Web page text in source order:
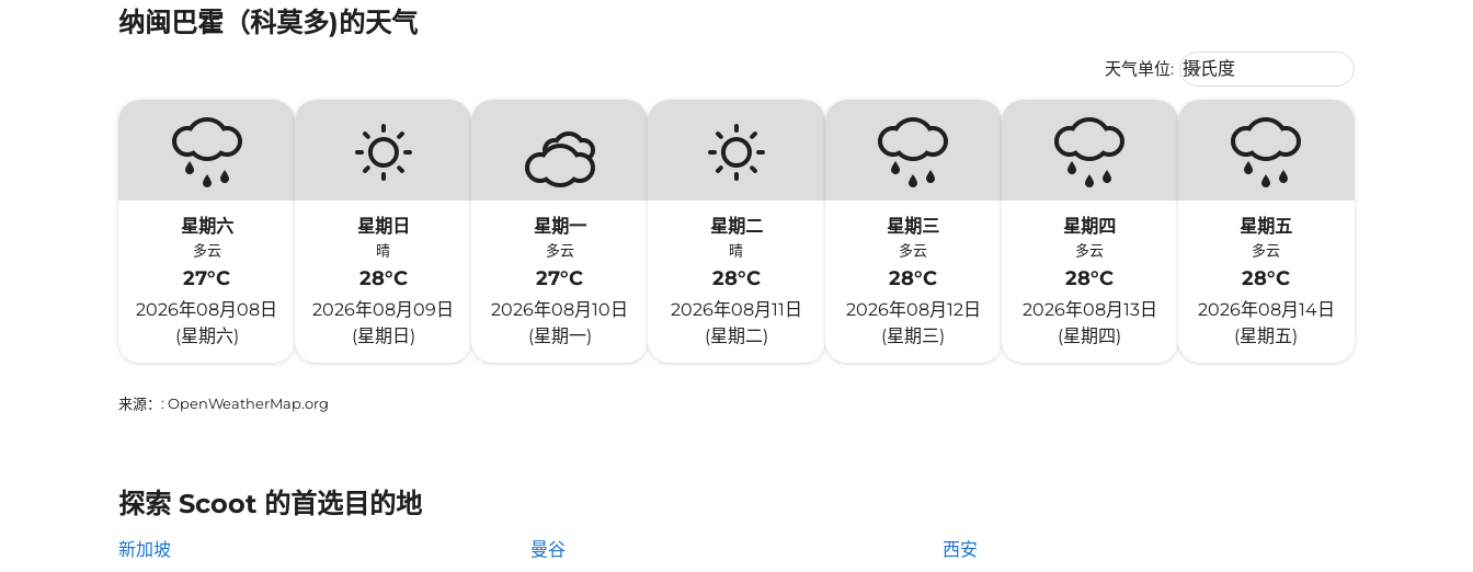
纳闽巴霍（科莫多)的天气
天气单位: Weather unit option 摄氏度
摄氏度
keyboard_arrow_down
星期六
多云
27°C
2026年08月08日
(星期六)
星期日
晴
28°C
2026年08月09日
(星期日)
星期一
多云
27°C
2026年08月10日
(星期一)
星期二
晴
28°C
2026年08月11日
(星期二)
星期三
多云
28°C
2026年08月12日
(星期三)
星期四
多云
28°C
2026年08月13日
(星期四)
星期五
多云
28°C
2026年08月14日
(星期五)
来源： : OpenWeatherMap.org
探索 Scoot 的首选目的地
新加坡 曼谷
西安